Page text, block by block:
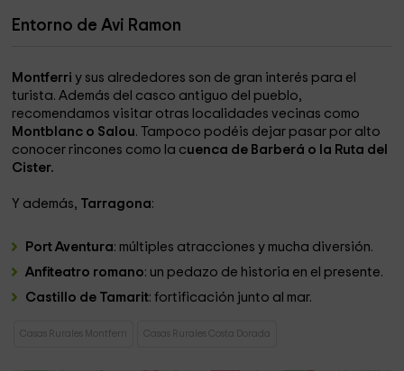
Entorno de Avi Ramon
Montferri y sus alrededores son de gran interés para el
turista. Además del casco antiguo del pueblo,
recomendamos visitar otras localidades vecinas como
Montblanc o Salou. Tampoco podéis dejar pasar por alto
conocer rincones como la cuenca de Barberá o la Ruta del
Cister.
Y además, Tarragona:
Port Aventura: múltiples atracciones y mucha diversión.
Anfiteatro romano: un pedazo de historia en el presente.
Castillo de Tamarit: fortificación junto al mar.
Casas Rurales Montferri Casas Rurales Costa Dorada